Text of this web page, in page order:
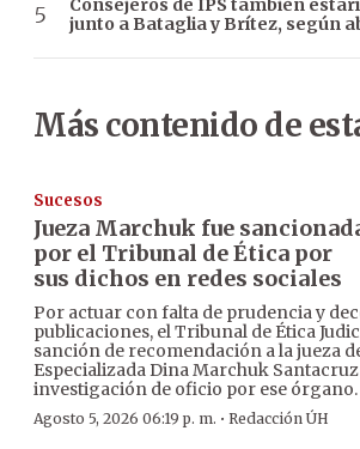
Consejeros de IPS también
junto a Bataglia y Brítez, según
Más contenido de
Sucesos
Jueza Marchuk fue
por el Tribunal de Ética por
sus dichos en redes sociales
Por actuar con falta de prudencia y
publicaciones, el Tribunal de Ética
sanción de recomendación a la jueza
Especializada Dina Marchuk
investigación de oficio por ese órgano.
Agosto 5, 2026 06:19 p. m. · Redacción ÚH